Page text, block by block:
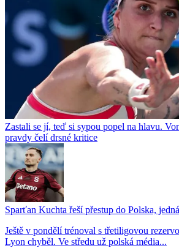
Zastali se jí, teď si sypou popel na hlavu.
pravdy čelí drsné kritice
Sparťan Kuchta řeší přestup do Polska,
Ještě v pondělí trénoval s třetiligovou
Lyon chyběl. Ve středu už polská média...